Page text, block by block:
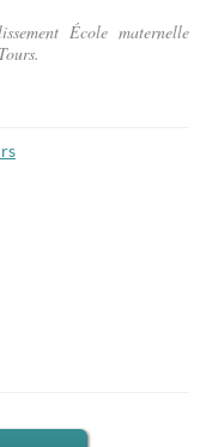
École maternelle